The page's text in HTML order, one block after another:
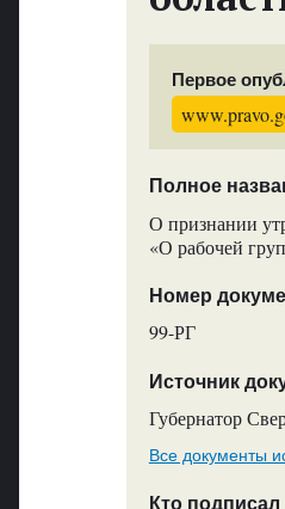
Первое
Полное
О признании
«О рабочей
Номер
99-РГ
Источник
Губернатор
Все документы
Кто подписал